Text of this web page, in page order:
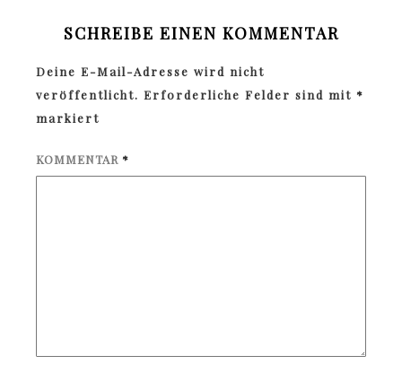
SCHREIBE EINEN KOMMENTAR
Deine E-Mail-Adresse wird nicht
veröffentlicht. Erforderliche Felder sind mit *
markiert
KOMMENTAR *